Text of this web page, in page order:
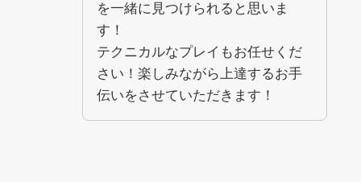
を一緒に見つけられると思いま
す！
テクニカルなプレイもお任せくだ
さい！楽しみながら上達するお手
伝いをさせていただきます！